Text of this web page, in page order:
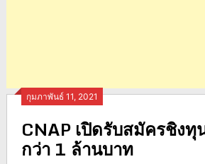
กุมภาพันธ์ 11, 2021
CNAP เปิดรับสมัครชิง
กว่า 1 ล้านบาท